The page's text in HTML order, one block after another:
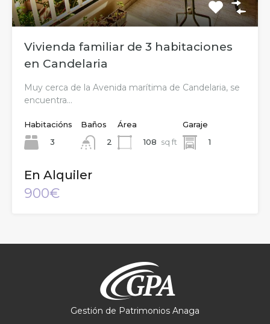
Vivienda familiar de 3 habitaciones
en Candelaria
Muy cerca de la Avenida marítima de Candelaria, se
encuentra…
Habitacións
3
Baños
2
Área
108 sq ft
Garaje
1
En Alquiler
900€
Gestión de Patrimonios Anaga